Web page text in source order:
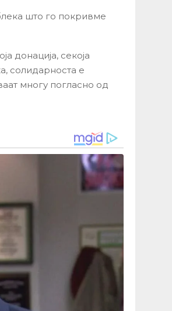
што го покривме
донација, секоја
солидарноста е
многу погласно од